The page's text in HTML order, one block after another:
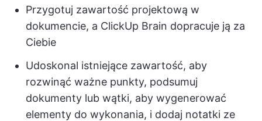
Przygotuj zawartość projektową w
dokumencie, a ClickUp Brain dopracuje ją za
Ciebie
Udoskonal istniejące zawartość, aby
rozwinąć ważne punkty, podsumuj
dokumenty lub wątki, aby wygenerować
elementy do wykonania, i dodaj notatki ze